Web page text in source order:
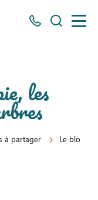
Tous
les
à partager Le blog